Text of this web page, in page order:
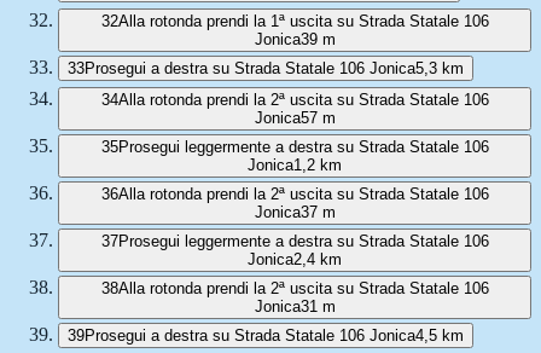
32Alla rotonda prendi la 1ª uscita su Strada Statale 106
Jonica39 m
33Prosegui a destra su Strada Statale 106 Jonica5,3 km
34Alla rotonda prendi la 2ª uscita su Strada Statale 106
Jonica57 m
35Prosegui leggermente a destra su Strada Statale 106
Jonica1,2 km
36Alla rotonda prendi la 2ª uscita su Strada Statale 106
Jonica37 m
37Prosegui leggermente a destra su Strada Statale 106
Jonica2,4 km
38Alla rotonda prendi la 2ª uscita su Strada Statale 106
Jonica31 m
39Prosegui a destra su Strada Statale 106 Jonica4,5 km